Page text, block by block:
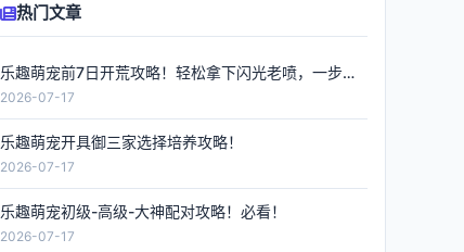
热门文章
乐趣萌宠前7日开荒攻略！轻松拿下闪光老喷，一步到位
2026-07-17
乐趣萌宠开具御三家选择培养攻略！
2026-07-17
乐趣萌宠初级-高级-大神配对攻略！必看！
2026-07-17